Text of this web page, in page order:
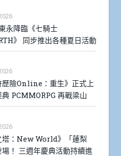
永降臨《七騎士
》 同步推出各種夏日活動
歷險Online：重生》正式上
PCMMORPG 再戰梁山
塔：New World》「蓮梨
！ 三週年慶典活動持續進